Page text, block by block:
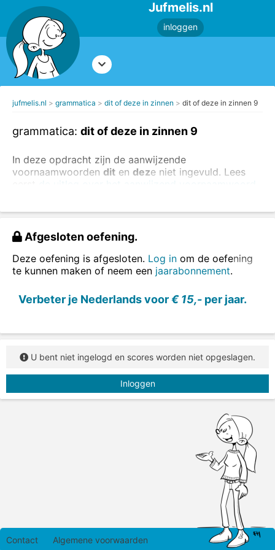
Jufmelis.nl
inloggen
jufmelis.nl grammatica dit of deze in zinnen dit of deze in zinnen 9
grammatica: dit of deze in zinnen 9
In deze opdracht zijn de aanwijzende
voornaamwoorden dit en deze niet ingevuld. Lees
Afgesloten oefening.
Deze oefening is afgesloten. Log in om de oefening
te kunnen maken of neem een jaarabonnement.
Verbeter je Nederlands voor€ 15,- per jaar.
U bent niet ingelogd en scores worden niet opgeslagen.
Inloggen
Contact Algemene voorwaarden